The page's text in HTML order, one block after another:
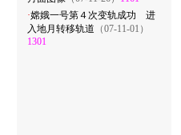
·嫦娥一号第４次变轨成功 进
入地月转移轨道 （07-11-01）
1301